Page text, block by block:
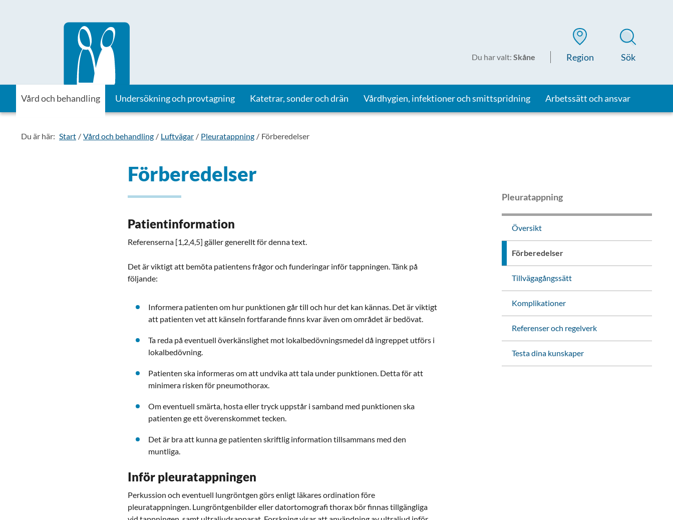
Till startsidan för Vårdhandboken
Du har valt: Skåne Region Sök
Vård och behandling Undersökning och provtagning Katetrar, sonder och drän Vårdhygien, infektioner och smittspridning Arbetssätt och ansvar
Du är här: Start Vård och behandling Luftvägar Pleuratappning Förberedelser
Förberedelser
Patientinformation
Referenserna [1,2,4,5] gäller generellt för denna text.
Det är viktigt att bemöta patientens frågor och funderingar inför tappningen. Tänk på
följande:
Informera patienten om hur punktionen går till och hur det kan kännas. Det är viktigt
att patienten vet att känseln fortfarande finns kvar även om området är bedövat.
Ta reda på eventuell överkänslighet mot lokalbedövningsmedel då ingreppet utförs i
lokalbedövning.
Patienten ska informeras om att undvika att tala under punktionen. Detta för att
minimera risken för pneumothorax.
Om eventuell smärta, hosta eller tryck uppstår i samband med punktionen ska
patienten ge ett överenskommet tecken.
Det är bra att kunna ge patienten skriftlig information tillsammans med den
muntliga.
Inför pleuratappningen
Perkussion och eventuell lungröntgen görs enligt läkares ordination före
pleuratappningen. Lungröntgenbilder eller datortomografi thorax bör finnas tillgängliga
Pleuratappning
Översikt
Förberedelser
Tillvägagångssätt
Komplikationer
Referenser och regelverk
Testa dina kunskaper